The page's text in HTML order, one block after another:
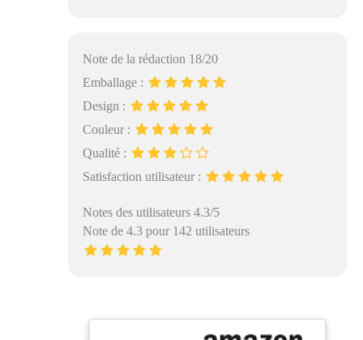
Note de la rédaction 18/20
Emballage :
Design :
Couleur :
Qualité :
Satisfaction utilisateur :
Notes des utilisateurs 4.3/5
Note de 4.3 pour 142 utilisateurs